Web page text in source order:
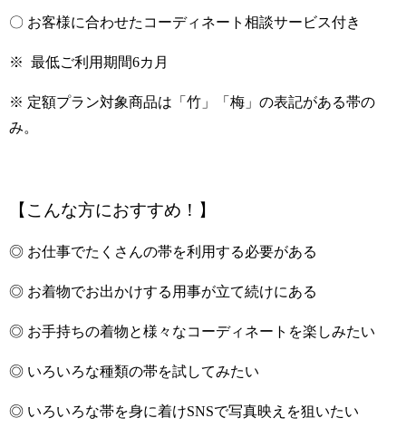
〇 お客様に合わせたコーディネート相談サービス付き
※ 最低ご利用期間6カ月
※ 定額プラン対象商品は「竹」「梅」の表記がある帯の
み。
【こんな方におすすめ！】
◎ お仕事でたくさんの帯を利用する必要がある
◎ お着物でお出かけする用事が立て続けにある
◎ お手持ちの着物と様々なコーディネートを楽しみたい
◎ いろいろな種類の帯を試してみたい
◎ いろいろな帯を身に着けSNSで写真映えを狙いたい